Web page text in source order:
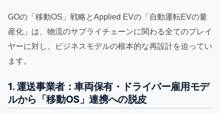
GOの「移動OS」戦略とApplied EVの「自動運転EVの量
産化」は、物流のサプライチェーンに関わる全てのプレイ
ヤーに対し、ビジネスモデルの根本的な再設計を迫ってい
ます。
1. 運送事業者：車両保有・ドライバー雇用モデ
ルから「移動OS」連携への脱皮